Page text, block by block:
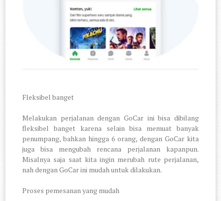
Fleksibel banget
Melakukan perjalanan dengan GoCar ini bisa dibilang
fleksibel banget karena selain bisa memuat banyak
penumpang, bahkan hingga 6 orang, dengan GoCar kita
juga bisa mengubah rencana perjalanan kapanpun.
Misalnya saja saat kita ingin merubah rute perjalanan,
nah dengan GoCar ini mudah untuk dilakukan.
Proses pemesanan yang mudah